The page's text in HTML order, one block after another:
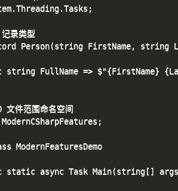
录类型
Person(string FirstName, string
string FullName => $"{FirstName}
件范围命名空间
ModernCSharpFeatures;
ModernFeaturesDemo
static async Task Main(string[]